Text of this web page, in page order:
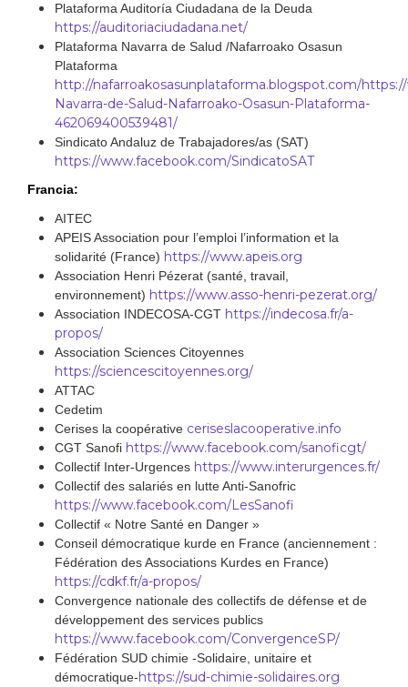
Plataforma Auditoría Ciudadana de la Deuda
https://auditoriaciudadana.net/
Plataforma Navarra de Salud /Nafarroako Osasun
Plataforma
http://nafarroakosasunplataforma.blogspot.com/
Navarra-de-Salud-Nafarroako-Osasun-Plataforma-
462069400539481/
Sindicato Andaluz de Trabajadores/as (SAT)
https://www.facebook.com/SindicatoSAT
Francia:
AITEC
APEIS Association pour l’emploi l’information et la
solidarité (France) https://www.apeis.org
Association Henri Pézerat (santé, travail,
environnement) https://www.asso-henri-pezerat.org/
Association INDECOSA-CGT https://indecosa.fr/a-
propos/
Association Sciences Citoyennes
https://sciencescitoyennes.org/
ATTAC
Cedetim
Cerises la coopérative ceriseslacooperative.info
CGT Sanofi https://www.facebook.com/sanoficgt/
Collectif Inter-Urgences https://www.interurgences.fr/
Collectif des salariés en lutte Anti-Sanofric
https://www.facebook.com/LesSanofi
Collectif « Notre Santé en Danger »
Conseil démocratique kurde en France (anciennement :
Fédération des Associations Kurdes en France)
https://cdkf.fr/a-propos/
Convergence nationale des collectifs de défense et de
développement des services publics
https://www.facebook.com/ConvergenceSP/
Fédération SUD chimie -Solidaire, unitaire et
démocratique-https://sud-chimie-solidaires.org